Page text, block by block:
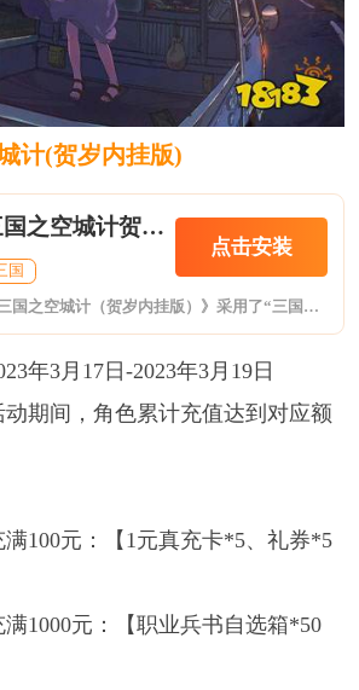
计(贺岁内挂版)
三国之空城计贺岁内挂版
国
点击安装
《三国之空城计（贺岁内挂版）》采用了“三国”这一国人最熟悉的历史背景，来作为战争感官的前置代入，玩家进入游戏后，可以饰演主公的身份，来建立自己的主城，去升级粮草、兵营等，自由的招募更多的强力三国经典风云战将，来提高自己的部队实力。灵活的应对对手的进攻，策略婉转的迎击。多阵营攻城大战，征召三国名将，御敌千里，宣战帝国城池,带上兄弟一起痛快厮杀于疆场之上，成全你一统天下的乱世之梦。
年3月17日-2023年3月19日
动期间，角色累计充值达到对应额
100元：【1元真充卡*5、礼券*5
1000元：【职业兵书自选箱*50